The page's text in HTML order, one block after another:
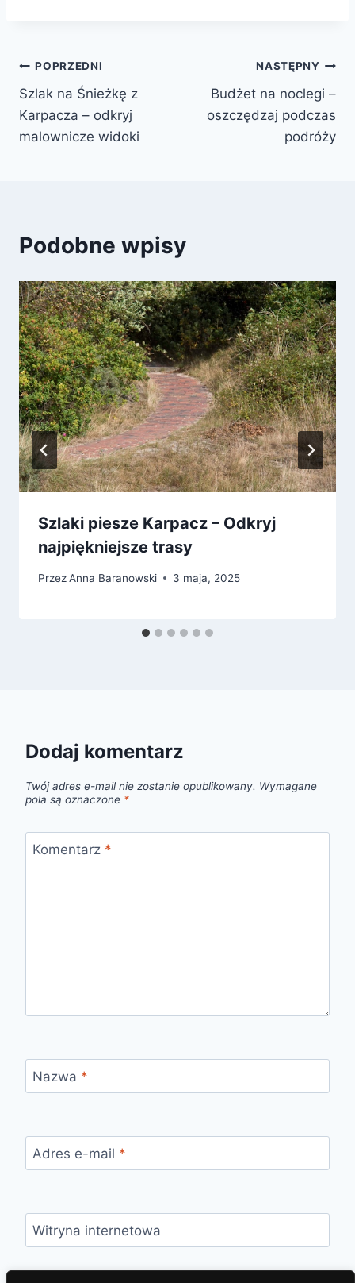
Nawigacja
wpisu
POPRZEDNI
Szlak na Śnieżkę z
Karpacza – odkryj
malownicze widoki
NASTĘPNY
Budżet na noclegi –
oszczędzaj podczas
podróży
Podobne wpisy
Szlaki piesze Karpacz – Odkryj
najpiękniejsze trasy
PrzezAnna Baranowski 3 maja, 2025
Dodaj komentarz
Twój adres e-mail nie zostanie opublikowany. Wymagane
pola są oznaczone *
Komentarz *
Nazwa *
Adres e-mail *
Witryna internetowa
Zapamiętaj moje dane w tej przeglądarce